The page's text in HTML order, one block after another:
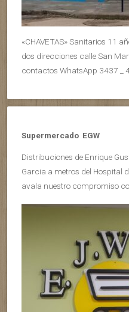
«CHAVETAS» Sanitarios 11
dos direcciones calle San
contactos WhatsApp 3437 _
Supermercado EGW
Distribuciones de Enrique
Garcia a metros del Hospital
avala nuestro compromiso